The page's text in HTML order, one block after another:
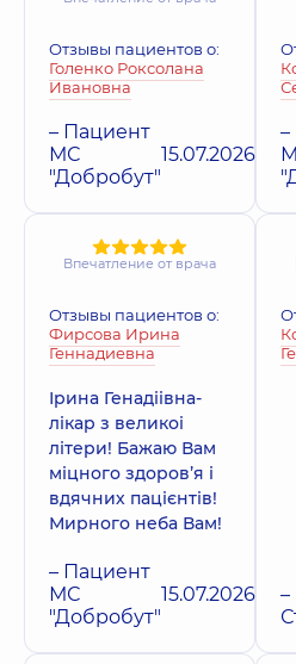
Отзывы пациентов о:
Голенко Роксолана
Ивановна
– Пациент
МС
"Добробут"
15.07.2026
Впечатление от врача
Отзывы пациентов о:
Фирсова Ирина
Геннадиевна
Ірина Генадіівна-
лікар з великоі
літери! Бажаю Вам
міцного здоровʼя і
вдячних пацієнтів!
Мирного неба Вам!
– Пациент
МС
"Добробут"
15.07.2026
–